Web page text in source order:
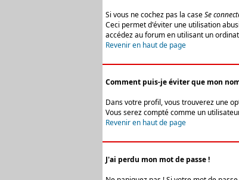
Si vous ne cochez pas la caseSe
Ceci permet d'éviter une utilisation
accédez au forum en utilisant un
Revenir en haut de page
Comment puis-je éviter que mon
Dans votre profil, vous trouverez une
Vous serez compté comme un
Revenir en haut de page
J'ai perdu mon mot de passe !